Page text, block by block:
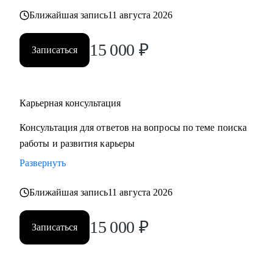
также замотивировать на движение к желаемой цели.
Ближайшая запись11 августа 2026
Записаться 15 000 ₽
Карьерная консультация
Консультация для ответов на вопросы по теме поиска
работы и развития карьеры
Развернуть
Ближайшая запись11 августа 2026
Записаться 15 000 ₽